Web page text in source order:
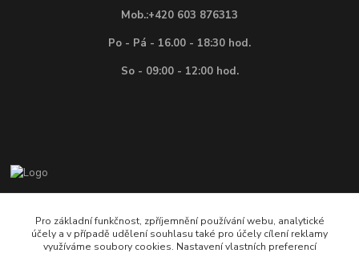
Mob.:+420 603 876313
Po - Pá - 16.00 - 18:30 hod.
So - 09:00 - 12:00 hod.
+420 603 876 313 , +420 545 232 110
Pro základní funkčnost, zpříjemnění používání webu, analytické
účely a v případě udělení souhlasu také pro účely cílení reklamy
využíváme soubory cookies. Nastavení vlastních preferencí